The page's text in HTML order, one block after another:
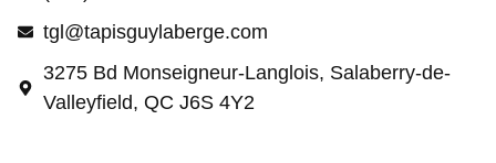
tgl@tapisguylaberge.com
3275 Bd Monseigneur-Langlois, Salaberry-de-
Valleyfield, QC J6S 4Y2